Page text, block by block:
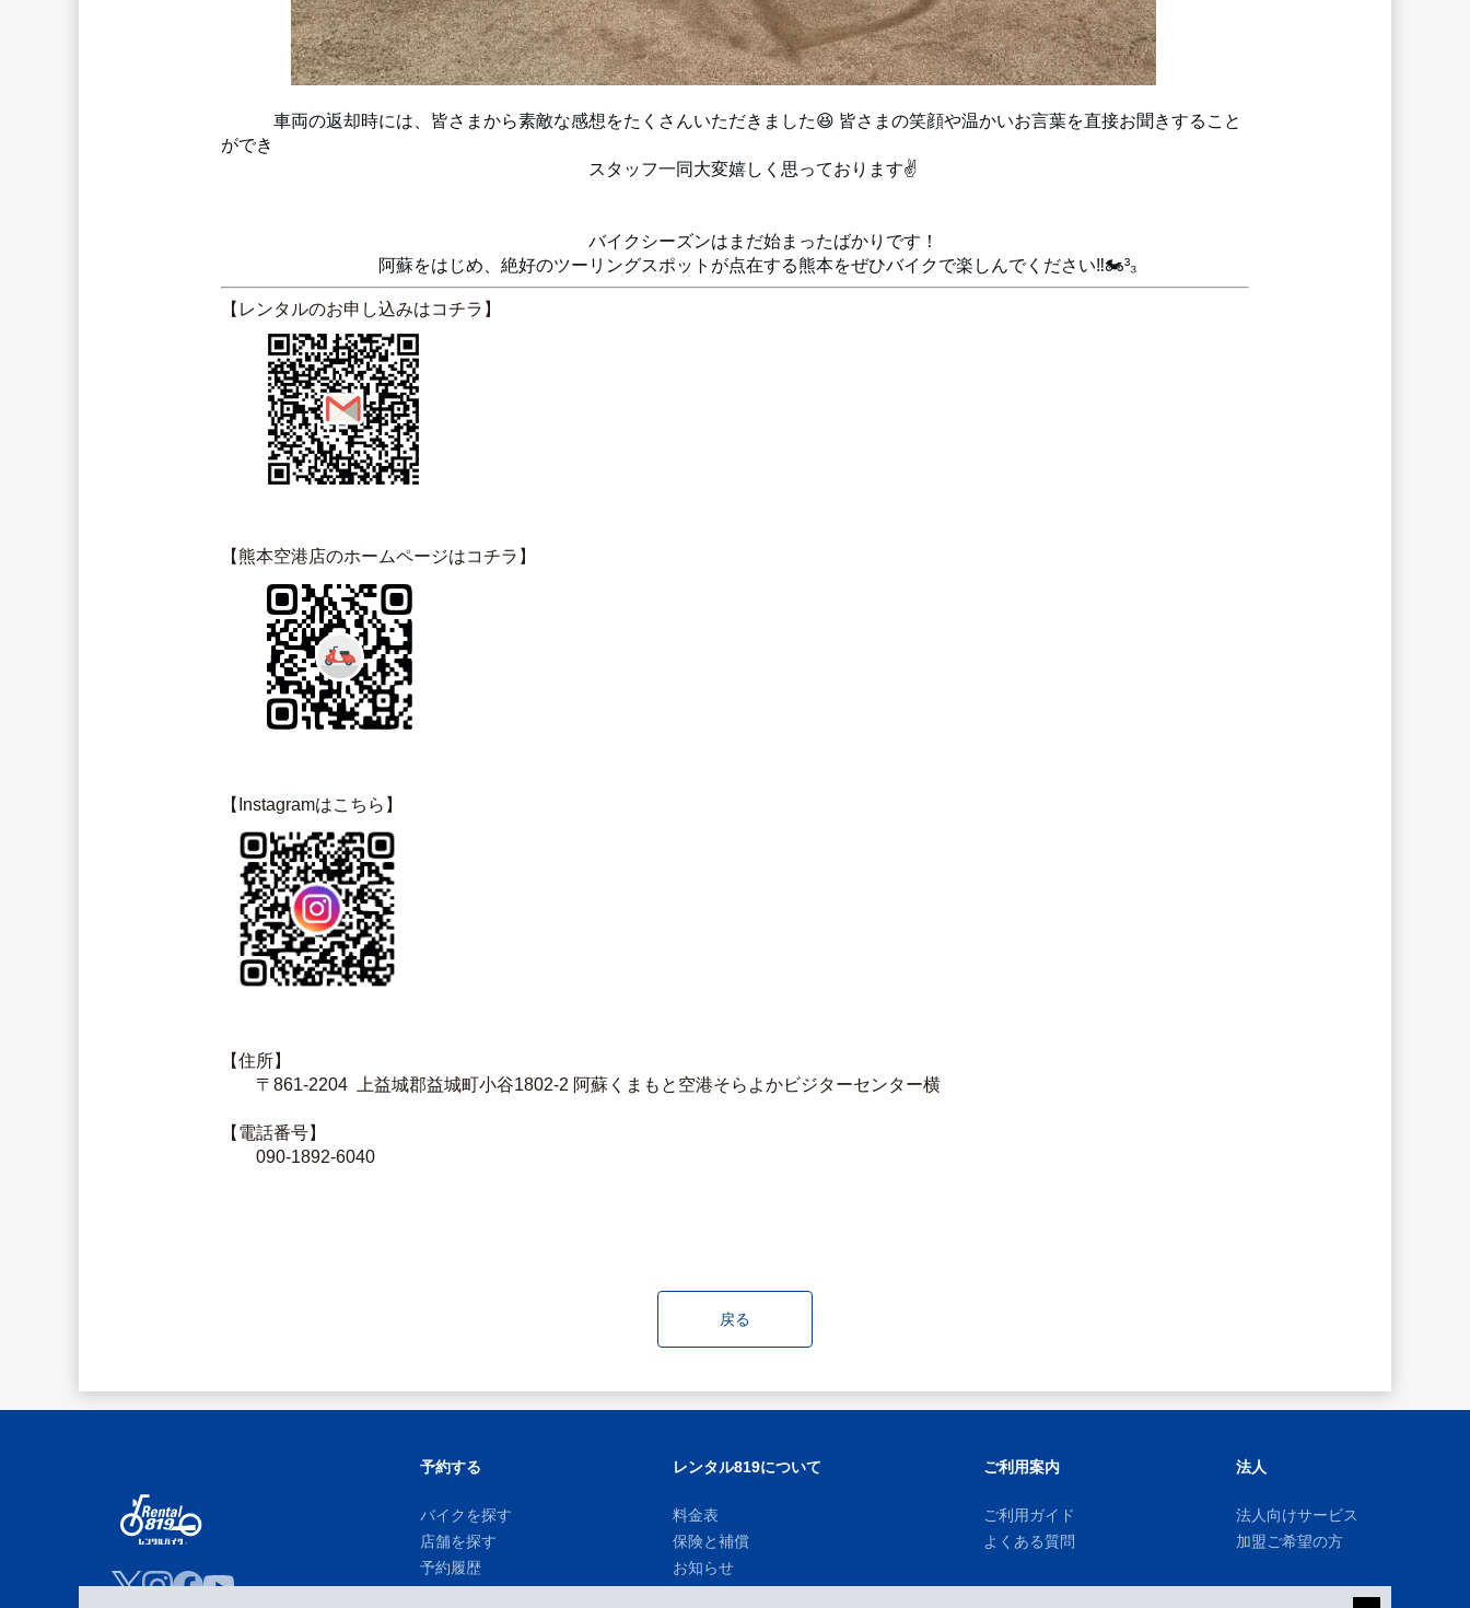
車両の返却時には、皆さまから素敵な感想をたくさんいただきました😆 皆さまの笑顔や温かいお言葉を直接お聞きすること
ができ
スタッフ一同大変嬉しく思っております✌️
バイクシーズンはまだ始まったばかりです！
阿蘇をはじめ、絶好のツーリングスポットが点在する熊本をぜひバイクで楽しんでください‼️🏍³₃
【レンタルのお申し込みはコチラ】
【熊本空港店のホームページはコチラ】
【Instagramはこちら】
【住所】
〒861-2204  上益城郡益城町小谷1802-2 阿蘇くまもと空港そらよかビジターセンター横
【電話番号】
090-1892-6040
戻る
予約する
バイクを探す
店舗を探す
予約履歴
レンタル819について
料金表
保険と補償
お知らせ
ご利用案内
ご利用ガイド
よくある質問
法人
法人向けサービス
加盟ご希望の方